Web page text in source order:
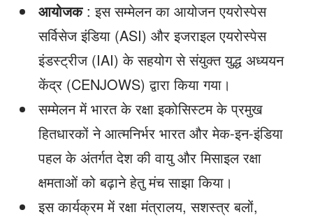
आयोजक: इस सम्मेलन का आयोजन एयरोस्पेस
सर्विसेज इंडिया (ASI) और इजराइल एयरोस्पेस
इंडस्ट्रीज (IAI) के सहयोग से संयुक्त युद्ध अध्ययन
केंद्र (CENJOWS) द्वारा किया गया।
सम्मेलन में भारत के रक्षा इकोसिस्टम के प्रमुख
हितधारकों ने आत्मनिर्भर भारत और मेक-इन-इंडिया
पहल के अंतर्गत देश की वायु और मिसाइल रक्षा
क्षमताओं को बढ़ाने हेतु मंच साझा किया।
इस कार्यक्रम में रक्षा मंत्रालय, सशस्त्र बलों,